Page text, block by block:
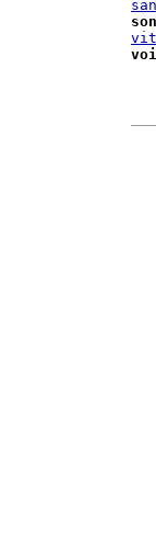
son
voi